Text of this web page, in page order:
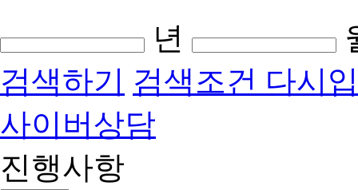
년
검색하기 검색조건 다시
사이버상담
진행사항